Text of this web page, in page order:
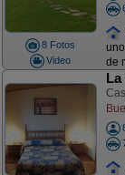
8 Fotos
Video
de
La